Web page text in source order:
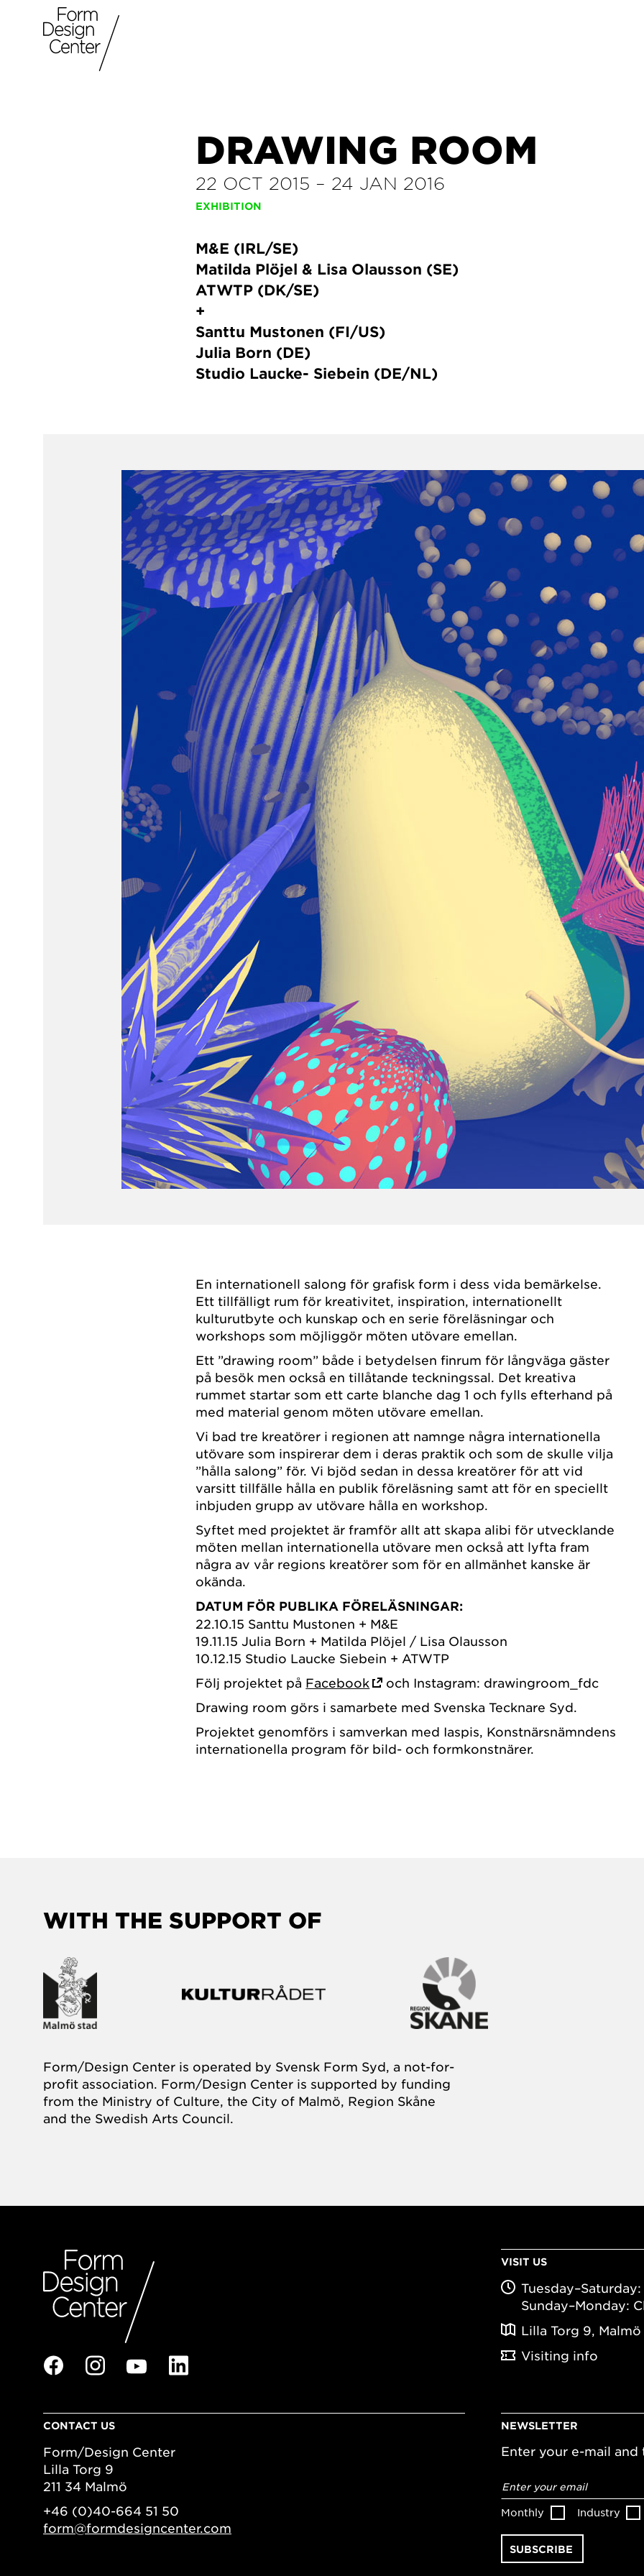
DRAWING ROOM
22 OCT 2015 – 24 JAN 2016
EXHIBITION
M&E (IRL/SE)
Matilda Plöjel & Lisa Olausson (SE)
ATWTP (DK/SE)
+
Santtu Mustonen (FI/US)
Julia Born (DE)
Studio Laucke- Siebein (DE/NL)
En internationell salong för grafisk form i dess vida bemärkelse.
Ett tillfälligt rum för kreativitet, inspiration, internationellt
kulturutbyte och kunskap och en serie föreläsningar och
workshops som möjliggör möten utövare emellan.
Ett ”drawing room” både i betydelsen finrum för långväga gäster
på besök men också en tillåtande teckningssal. Det kreativa
rummet startar som ett carte blanche dag 1 och fylls efterhand på
med material genom möten utövare emellan.
Vi bad tre kreatörer i regionen att namnge några internationella
utövare som inspirerar dem i deras praktik och som de skulle vilja
”hålla salong” för. Vi bjöd sedan in dessa kreatörer för att vid
varsitt tillfälle hålla en publik föreläsning samt att för en speciellt
inbjuden grupp av utövare hålla en workshop.
Syftet med projektet är framför allt att skapa alibi för utvecklande
möten mellan internationella utövare men också att lyfta fram
några av vår regions kreatörer som för en allmänhet kanske är
okända.
DATUM FÖR PUBLIKA FÖRELÄSNINGAR:
22.10.15 Santtu Mustonen + M&E
19.11.15 Julia Born + Matilda Plöjel / Lisa Olausson
10.12.15 Studio Laucke Siebein + ATWTP
Följ projektet på Facebook
och Instagram: drawingroom_fdc
Drawing room görs i samarbete med Svenska Tecknare Syd.
Projektet genomförs i samverkan med Iaspis, Konstnärsnämndens
internationella program för bild- och formkonstnärer.
WITH THE SUPPORT OF
Form/Design Center is operated by Svensk Form Syd, a not-for-
profit association. Form/Design Center is supported by funding
from the Ministry of Culture, the City of Malmö, Region Skåne
and the Swedish Arts Council.
VISIT US
Tuesday–Saturday:
Sunday–Monday:
Lilla Torg 9, Malmö
Visiting info
CONTACT US
Form/Design Center
Lilla Torg 9
211 34 Malmö
+46 (0)40-664 51 50
form@formdesigncenter.com
NEWSLETTER
Enter your e-mail
address*
Monthly Industry